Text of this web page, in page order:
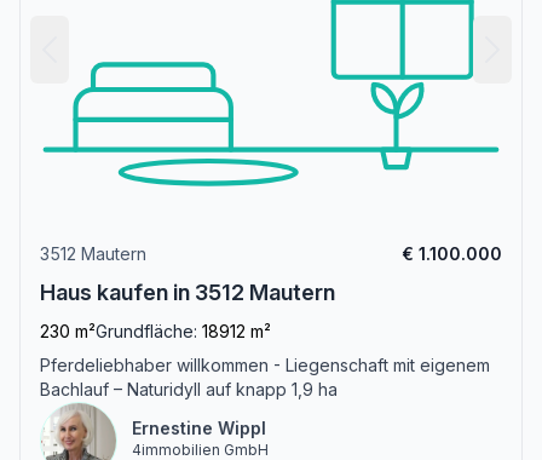
3512 Mautern € 1.100.000
Haus kaufen in 3512 Mautern
230 m²Grundfläche: 18912 m²
Pferdeliebhaber willkommen - Liegenschaft mit eigenem
Bachlauf – Naturidyll auf knapp 1,9 ha
Ernestine Wippl
4immobilien GmbH